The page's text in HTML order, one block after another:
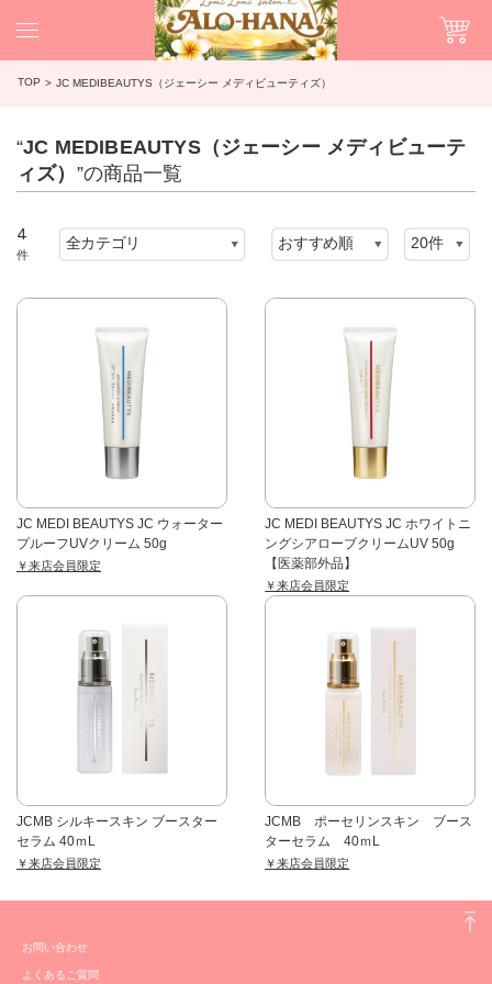
TOP JC MEDIBEAUTYS（ジェーシー メディビューティズ）
“JC MEDIBEAUTYS（ジェーシー メディビューテ
ィズ） ”の商品一覧
4
件
JC MEDI BEAUTYS JC ウォーター
プルーフUVクリーム 50g
￥来店会員限定
JC MEDI BEAUTYS JC ホワイトニ
ングシアローブクリームUV 50g
【医薬部外品】
￥来店会員限定
JCMB シルキースキン ブースター
セラム 40ｍL
￥来店会員限定
JCMB ポーセリンスキン ブース
ターセラム 40ｍL
￥来店会員限定
お問い合わせ
よくあるご質問